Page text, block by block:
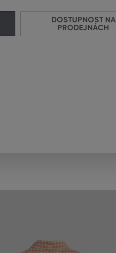
DOSTUPNOST NA
PRODEJNÁCH